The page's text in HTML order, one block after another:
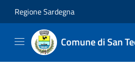
Regione Sardegna
Comune di San